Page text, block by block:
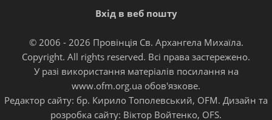
Вхід в веб пошту
© 2006 - 2026 Провінція Св. Архангела Михаїла.
Copyright. All rights reserved. Всі права застережено.
У разі використання матеріалів посилання на
www.ofm.org.ua обов'язкове.
Редактор сайту: бр. Кирило Тополевський, OFM. Дизайн та
розробка сайту: Віктор Войтенко, OFS.